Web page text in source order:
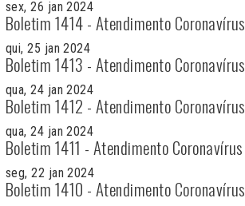
sex, 26 jan 2024
Boletim 1414 - Atendimento Coronavírus
qui, 25 jan 2024
Boletim 1413 - Atendimento Coronavírus
qua, 24 jan 2024
Boletim 1412 - Atendimento Coronavírus
qua, 24 jan 2024
Boletim 1411 - Atendimento Coronavírus
seg, 22 jan 2024
Boletim 1410 - Atendimento Coronavírus